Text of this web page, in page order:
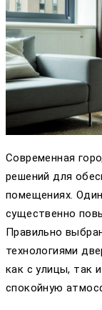
Современная
решений для
помещениях.
существенно
Правильно
технологиями
как с улицы, так
спокойную